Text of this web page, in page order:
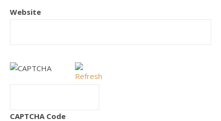
Website
CAPTCHA Code